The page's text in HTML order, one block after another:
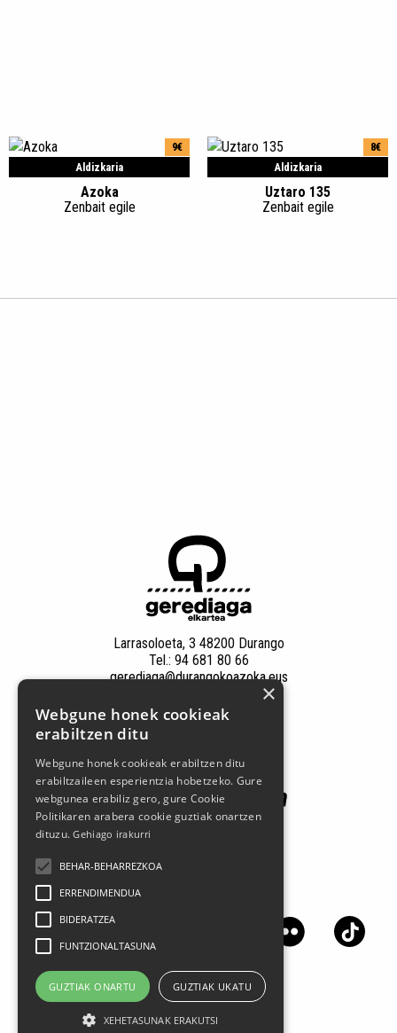
Aldizkaria
9€
Azoka
Zenbait egile
Aldizkaria
8€
Uztaro 135
Zenbait egile
Larrasoloeta, 3 48200 Durango
Tel.: 94 681 80 66
gerediaga@durangokoazoka.eus
Jarrai gaitzazu sare sozialetan
×
Webgune honek cookieak
erabiltzen ditu
Webgune honek cookieak erabiltzen ditu
erabiltzaileen esperientzia hobetzeko. Gure
webgunea erabiliz gero, gure Cookie
Politikaren arabera cookie guztiak onartzen
dituzu.Gehiago irakurri
BEHAR-BEHARREZKOA
ERRENDIMENDUA
BIDERATZEA
FUNTZIONALTASUNA
GUZTIAK ONARTU GUZTIAK UKATU
XEHETASUNAK ERAKUTSI